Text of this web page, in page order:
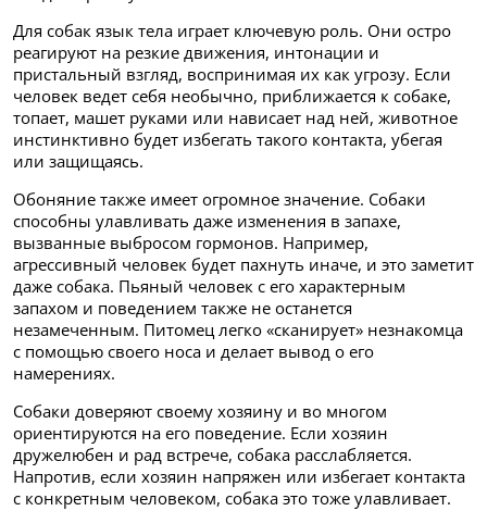
Для собак язык тела играет ключевую роль. Они остро
реагируют на резкие движения, интонации и
пристальный взгляд, воспринимая их как угрозу. Если
человек ведет себя необычно, приближается к собаке,
топает, машет руками или нависает над ней, животное
инстинктивно будет избегать такого контакта, убегая
или защищаясь.
Обоняние также имеет огромное значение. Собаки
способны улавливать даже изменения в запахе,
вызванные выбросом гормонов. Например,
агрессивный человек будет пахнуть иначе, и это заметит
даже собака. Пьяный человек с его характерным
запахом и поведением также не останется
незамеченным. Питомец легко «сканирует» незнакомца
с помощью своего носа и делает вывод о его
намерениях.
Собаки доверяют своему хозяину и во многом
ориентируются на его поведение. Если хозяин
дружелюбен и рад встрече, собака расслабляется.
Напротив, если хозяин напряжен или избегает контакта
с конкретным человеком, собака это тоже улавливает.